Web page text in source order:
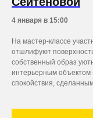
4 января в 15:00
На мастер-классе
отшлифуют
собственный образ
интерьерным
спокойствия,